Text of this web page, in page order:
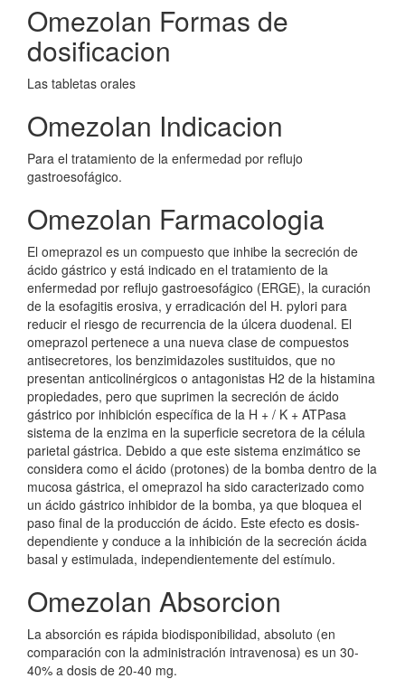
Omezolan Formas de
dosificacion
Las tabletas orales
Omezolan Indicacion
Para el tratamiento de la enfermedad por reflujo
gastroesofágico.
Omezolan Farmacologia
El omeprazol es un compuesto que inhibe la secreción de
ácido gástrico y está indicado en el tratamiento de la
enfermedad por reflujo gastroesofágico (ERGE), la curación
de la esofagitis erosiva, y erradicación del H. pylori para
reducir el riesgo de recurrencia de la úlcera duodenal. El
omeprazol pertenece a una nueva clase de compuestos
antisecretores, los benzimidazoles sustituidos, que no
presentan anticolinérgicos o antagonistas H2 de la histamina
propiedades, pero que suprimen la secreción de ácido
gástrico por inhibición específica de la H + / K + ATPasa
sistema de la enzima en la superficie secretora de la célula
parietal gástrica. Debido a que este sistema enzimático se
considera como el ácido (protones) de la bomba dentro de la
mucosa gástrica, el omeprazol ha sido caracterizado como
un ácido gástrico inhibidor de la bomba, ya que bloquea el
paso final de la producción de ácido. Este efecto es dosis-
dependiente y conduce a la inhibición de la secreción ácida
basal y estimulada, independientemente del estímulo.
Omezolan Absorcion
La absorción es rápida biodisponibilidad, absoluto (en
comparación con la administración intravenosa) es un 30-
40% a dosis de 20-40 mg.